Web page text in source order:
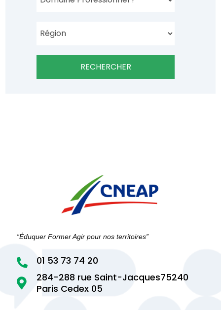
“Éduquer Former Agir pour nos territoires”


284-288 rue Saint-Jacques75240
Paris Cedex 05
01 53 73 74 20